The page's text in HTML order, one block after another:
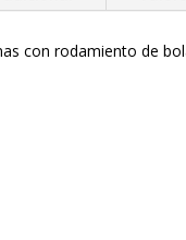
con rodamiento de